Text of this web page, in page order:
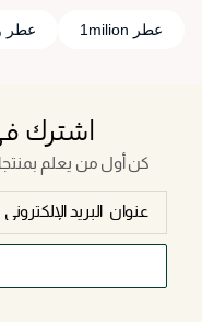
عطر 1milion عطر
اشترك
كن أول من يعلم